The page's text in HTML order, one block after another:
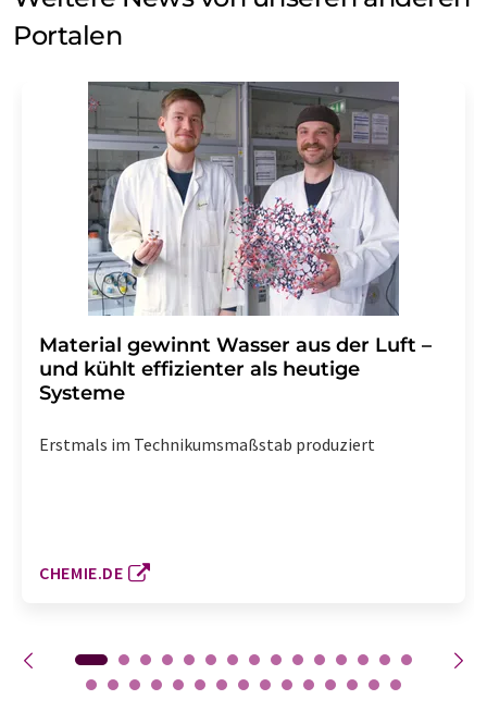
Portalen
Material gewinnt Wasser aus der Luft –
und kühlt effizienter als heutige
Systeme
Erstmals im Technikumsmaßstab produziert
CHEMIE.DE